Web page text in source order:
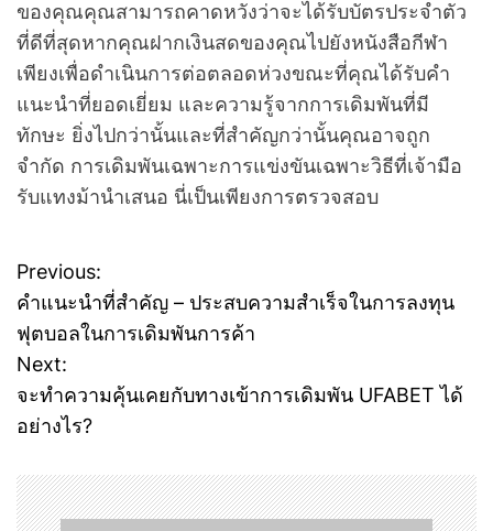
ของคุณคุณสามารถคาดหวังว่าจะได้รับบัตรประจำตัว
ที่ดีที่สุดหากคุณฝากเงินสดของคุณไปยังหนังสือกีฬา
เพียงเพื่อดำเนินการต่อตลอดห่วงขณะที่คุณได้รับคำ
แนะนำที่ยอดเยี่ยม และความรู้จากการเดิมพันที่มี
ทักษะ ยิ่งไปกว่านั้นและที่สำคัญกว่านั้นคุณอาจถูก
จำกัด การเดิมพันเฉพาะการแข่งขันเฉพาะวิธีที่เจ้ามือ
รับแทงม้านำเสนอ นี่เป็นเพียงการตรวจสอบ
P
o
s
t
n
a
Previous:
คำแนะนำที่สำคัญ – ประสบความสำเร็จในการลงทุน
ฟุตบอลในการเดิมพันการค้า
Next:
จะทำความคุ้นเคยกับทางเข้าการเดิมพัน UFABET ได้
อย่างไร?